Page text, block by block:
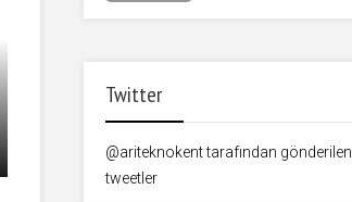
Twitter
@ariteknokent tarafından gönderilen
tweetler